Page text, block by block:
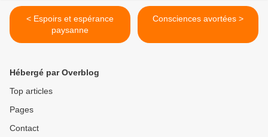
< Espoirs et espérance
paysanne
Consciences avortées >
Hébergé par Overblog
Top articles
Pages
Contact